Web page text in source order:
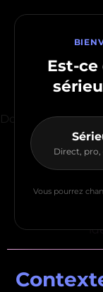
Est-
Direct, pro,
Vous pourrez
Dorées